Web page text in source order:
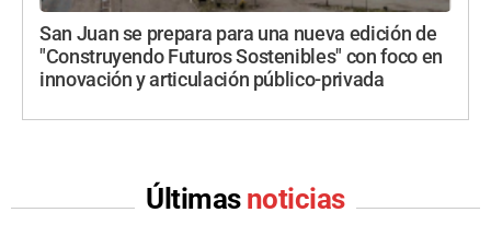
San Juan se prepara para una nueva edición de
"Construyendo Futuros Sostenibles" con foco en
innovación y articulación público-privada
Últimas noticias